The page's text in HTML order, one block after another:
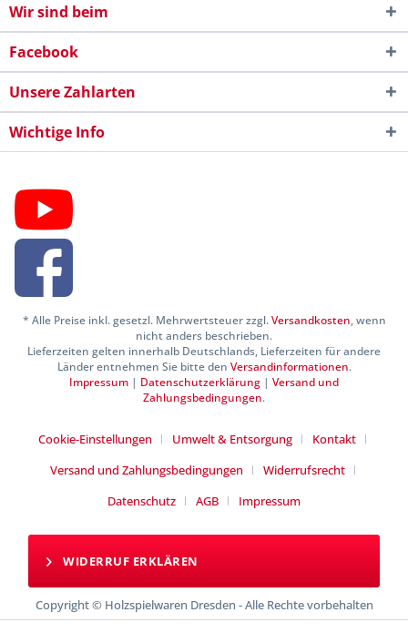
Wir sind beim
Facebook
Unsere Zahlarten
Wichtige Info
* Alle Preise inkl. gesetzl. Mehrwertsteuer zzgl.Versandkosten, wenn
nicht anders beschrieben.
Lieferzeiten gelten innerhalb Deutschlands, Lieferzeiten für andere
Länder entnehmen Sie bitte den Versandinformationen.
Impressum | Datenschutzerklärung | Versand und
Zahlungsbedingungen.
Cookie-Einstellungen Umwelt & Entsorgung
Kontakt
Versand und Zahlungsbedingungen
Widerrufsrecht
Datenschutz
AGB Impressum
WIDERRUF ERKLÄREN
Copyright © Holzspielwaren Dresden - Alle Rechte vorbehalten